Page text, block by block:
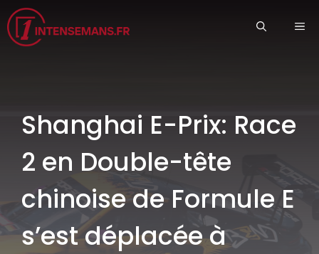
Aller
au
contenu
Shanghai E-Prix: Race
2 en Double-tête
chinoise de Formule E
s’est déplacée à